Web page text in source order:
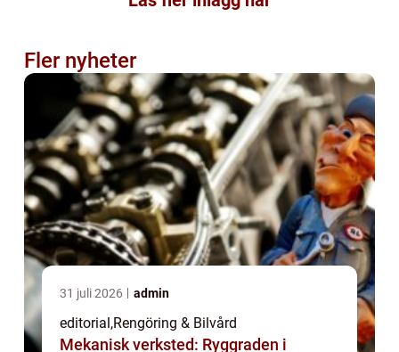
Fler nyheter
31 juli 2026 admin
editorial,Rengöring & Bilvård
Mekanisk verksted: Ryggraden i